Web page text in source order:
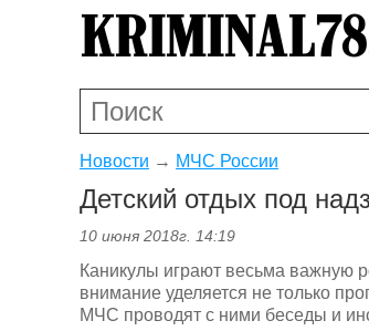
Новости → МЧС России
Детский отдых под
10 июня 2018г. 14:19
Каникулы играют весьма важную
внимание уделяется не только
МЧС проводят с ними беседы и